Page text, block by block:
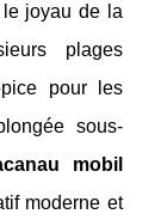
le joyau de la
plages
pour les
sous-
mobil
moderne et